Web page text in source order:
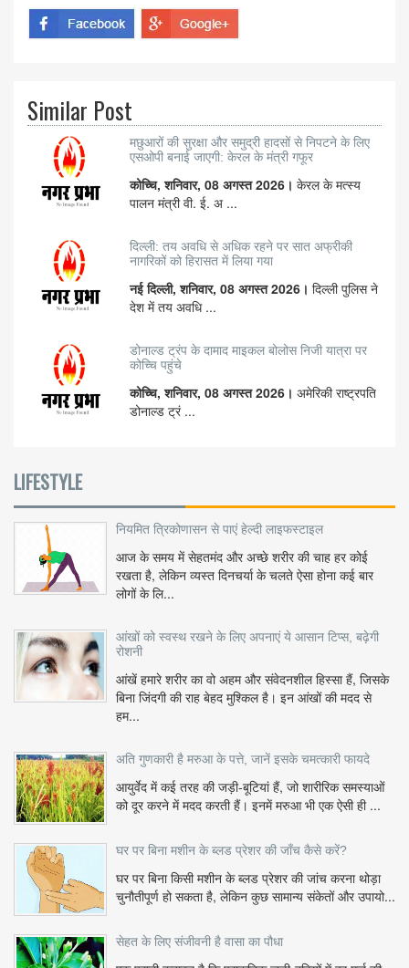
Similar Post
मछुआरों की सुरक्षा और समुद्री हादसों से निपटने के लिए
एसओपी बनाई जाएगी: केरल के मंत्री गफूर
कोच्चि, शनिवार, 08 अगस्त 2026। केरल के मत्स्य
पालन मंत्री वी. ई. अ ...
दिल्ली: तय अवधि से अधिक रहने पर सात अफ्रीकी
नागरिकों को हिरासत में लिया गया
नई दिल्ली, शनिवार, 08 अगस्त 2026। दिल्ली पुलिस ने
देश में तय अवधि ...
डोनाल्ड ट्रंप के दामाद माइकल बोलोस निजी यात्रा पर
कोच्चि पहुंचे
कोच्चि, शनिवार, 08 अगस्त 2026। अमेरिकी राष्ट्रपति
डोनाल्ड ट्रं ...
LIFESTYLE
नियमित त्रिकोणासन से पाएं हेल्दी लाइफस्टाइल
आज के समय में सेहतमंद और अच्छे शरीर की चाह हर कोई
रखता है, लेकिन व्यस्त दिनचर्या के चलते ऐसा होना कई बार
लोगों के लि...
आंखों को स्वस्थ रखने के लिए अपनाएं ये आसान टिप्स, बढ़ेगी
रोशनी
आंखें हमारे शरीर का वो अहम और संवेदनशील हिस्सा हैं, जिसके
बिना जिंदगी की राह बेहद मुश्किल है। इन आंखों की मदद से
हम...
अति गुणकारी है मरुआ के पत्ते, जानें इसके चमत्कारी फायदे
आयुर्वेद में कई तरह की जड़ी-बूटियां हैं, जो शारीरिक समस्याओं
को दूर करने में मदद करती हैं। इनमें मरुआ भी एक ऐसी ही ...
घर पर बिना मशीन के ब्लड प्रेशर की जाँच कैसे करें?
घर पर बिना किसी मशीन के ब्लड प्रेशर की जांच करना थोड़ा
चुनौतीपूर्ण हो सकता है, लेकिन कुछ सामान्य संकेतों और उपायो...
सेहत के लिए संजीवनी है वासा का पौधा